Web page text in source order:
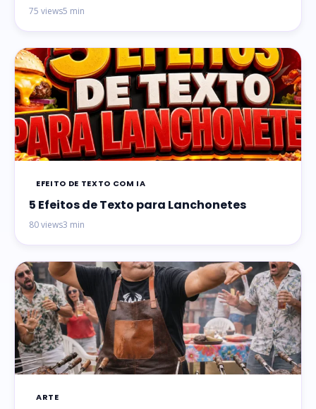
75 views5 min
EFEITO DE TEXTO COM IA
5 Efeitos de Texto para Lanchonetes
80 views3 min
ARTE